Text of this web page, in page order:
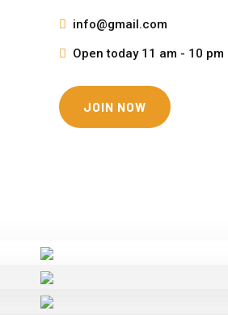
info@gmail.com
Open today 11 am - 10 pm
JOIN NOW